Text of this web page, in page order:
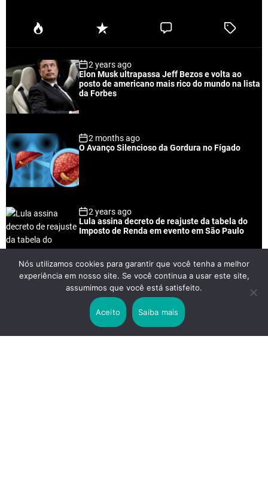
P
u
a
r
R
e
n
t
C
e
T
e
2 years ago
Elon Musk ultrapassa Jeff Bezos e volta ao
posto de americano mais rico do mundo na lista
da Forbes
2 months ago
O Avanço Silencioso da Gordura no Fígado
2 years ago
Lula assina decreto de reajuste da tabela do
Imposto de Renda em evento em São Paulo
2 years ago
Lei Rouanet e Petrobras financiam evento em
que Lula pediu votos para Boulos
Nós utilizamos cookies para garantir que você tenha a melhor
experiência em nosso site. Se você continua a usar este site,
assumimos que você está satisfeito.
Aceito Saiba mais